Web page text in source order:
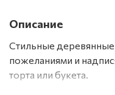
Описание
Стильные
пожеланиями и
торта или букета.